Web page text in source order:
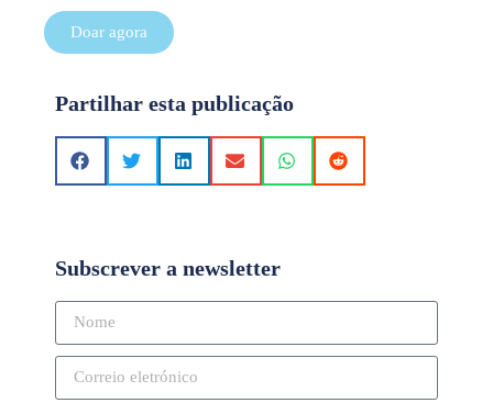
Doar agora
Partilhar esta publicação
Subscrever a newsletter